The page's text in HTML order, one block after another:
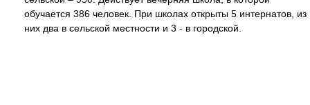
обучается 386 человек. При школах открыты 5 интернатов, из
них два в сельской местности и 3 - в городской.